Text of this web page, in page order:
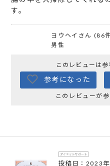
す。
ヨウヘイさん (86
男性
このレビューは
参考になった
このレビューが
投稿日：2023